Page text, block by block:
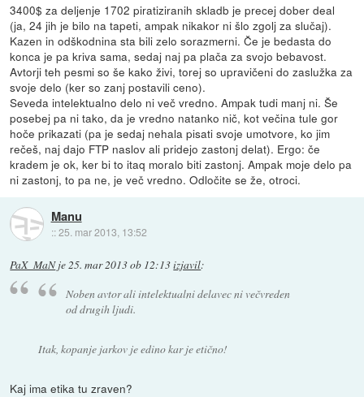
3400$ za deljenje 1702 piratiziranih skladb je precej dober deal
(ja, 24 jih je bilo na tapeti, ampak nikakor ni šlo zgolj za slučaj).
Kazen in odškodnina sta bili zelo sorazmerni. Če je bedasta do
konca je pa kriva sama, sedaj naj pa plača za svojo bebavost.
Avtorji teh pesmi so še kako živi, torej so upravičeni do zaslužka za
svoje delo (ker so zanj postavili ceno).
Seveda intelektualno delo ni več vredno. Ampak tudi manj ni. Še
posebej pa ni tako, da je vredno natanko nič, kot večina tule gor
hoče prikazati (pa je sedaj nehala pisati svoje umotvore, ko jim
rečeš, naj dajo FTP naslov ali pridejo zastonj delat). Ergo: če
kradem je ok, ker bi to itaq moralo biti zastonj. Ampak moje delo pa
ni zastonj, to pa ne, je več vredno. Odločite se že, otroci.
Manu
::25. mar 2013, 13:52
PaX_MaNje25. mar 2013 ob 12:13izjavil:
Noben avtor ali intelektualni delavec ni večvreden
od drugih ljudi.
Itak, kopanje jarkov je edino kar je etično!
Kaj ima etika tu zraven?